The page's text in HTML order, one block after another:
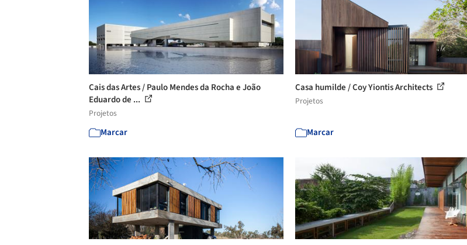
Cais das Artes / Paulo Mendes da Rocha e João
Eduardo de ...
Projetos
Marcar
Casa humilde / Coy Yiontis Architects
Projetos
Marcar